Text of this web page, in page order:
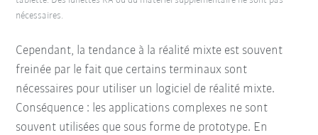
Cependant, la tendance à la réalité mixte est souvent
freinée par le fait que certains terminaux sont
nécessaires pour utiliser un logiciel de réalité mixte.
Conséquence : les applications complexes ne sont
souvent utilisées que sous forme de prototype. En
nécessaires.